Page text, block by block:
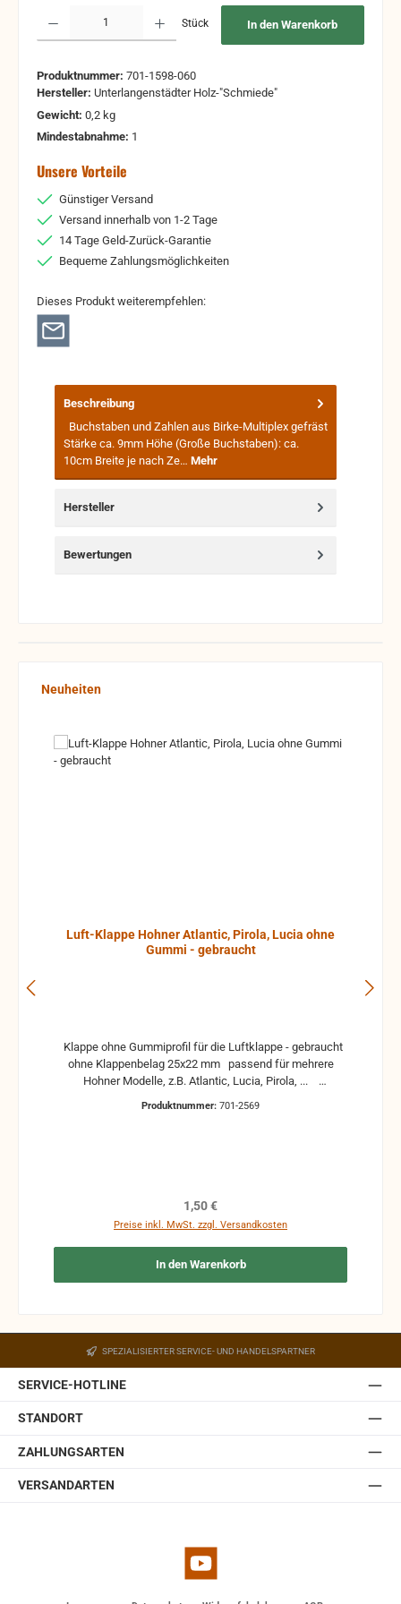
Stück In den Warenkorb
Produktnummer: 701-1598-060
Hersteller: Unterlangenstädter Holz-"Schmiede"
Gewicht: 0,2 kg
Mindestabnahme: 1
Unsere Vorteile
Günstiger Versand
Versand innerhalb von 1-2 Tage
14 Tage Geld-Zurück-Garantie
Bequeme Zahlungsmöglichkeiten
Dieses Produkt weiterempfehlen:
Beschreibung
Buchstaben und Zahlen aus Birke-Multiplex gefräst
Stärke ca. 9mm Höhe (Große Buchstaben): ca.
10cm Breite je nach Ze… Mehr
Hersteller
Bewertungen
Produktgalerie überspringen
Neuheiten
Luft-Klappe Hohner Atlantic, Pirola, Lucia ohne
Gummi - gebraucht
ohne Klappenbelag 25x22 mm passend für mehrere
Hohner Modelle, z.B. Atlantic, Lucia, Pirola, ...
Funktion nicht mehr gewährleistet werden und die
Produktnummer: 701-2569
Regulärer Preis:
1,50 €
Preise inkl. MwSt. zzgl. Versandkosten
In den Warenkorb
SPEZIALISIERTER SERVICE- UND HANDELSPARTNER
SERVICE-HOTLINE
STANDORT
ZAHLUNGSARTEN
VERSANDARTEN
YouTube